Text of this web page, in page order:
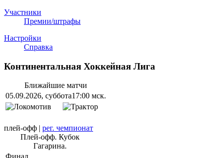
Участники
Премии/штрафы
Настройки
Справка
Континентальная Хоккейная Лига
Ближайшие матчи
05.09.2026, суббота17:00 мск.
плей-офф | рег. чемпионат
Плей-офф. Кубок
Гагарина.